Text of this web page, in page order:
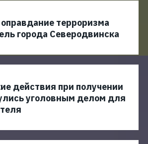
терроризма
города Северодвинска
действия при получении
уголовным делом для